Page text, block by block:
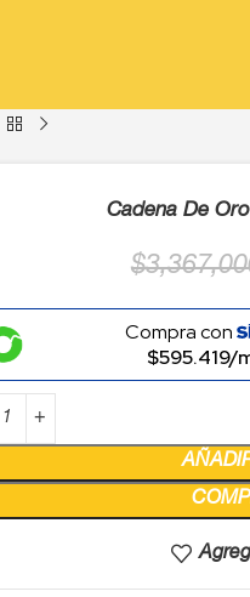
Cadena De
$
Compra con
$595.419/